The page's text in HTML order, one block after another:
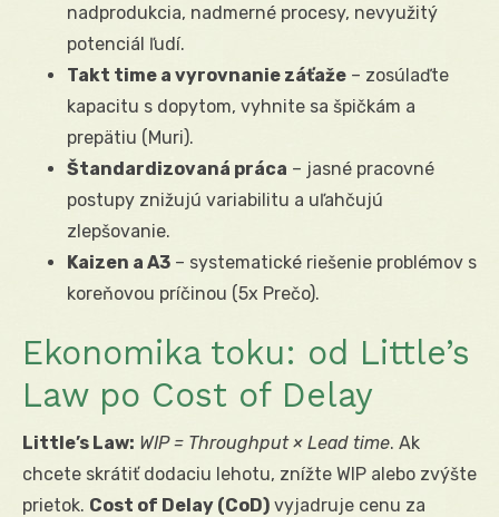
nadprodukcia, nadmerné procesy, nevyužitý
potenciál ľudí.
Takt time a vyrovnanie záťaže – zosúlaďte
kapacitu s dopytom, vyhnite sa špičkám a
prepätiu (Muri).
Štandardizovaná práca – jasné pracovné
postupy znižujú variabilitu a uľahčujú
zlepšovanie.
Kaizen a A3 – systematické riešenie problémov s
koreňovou príčinou (5x Prečo).
Ekonomika toku: od Little’s
Law po Cost of Delay
Little’s Law: WIP = Throughput × Lead time. Ak
chcete skrátiť dodaciu lehotu, znížte WIP alebo zvýšte
prietok. Cost of Delay (CoD) vyjadruje cenu za